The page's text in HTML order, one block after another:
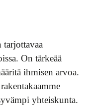
On tärkeää
ihmisen arvoa.
yhteiskunta.